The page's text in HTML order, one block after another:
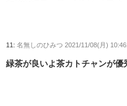
11: 名無しのひみつ 2021/11/08(月)
緑茶が良いよ茶カトチャンが優